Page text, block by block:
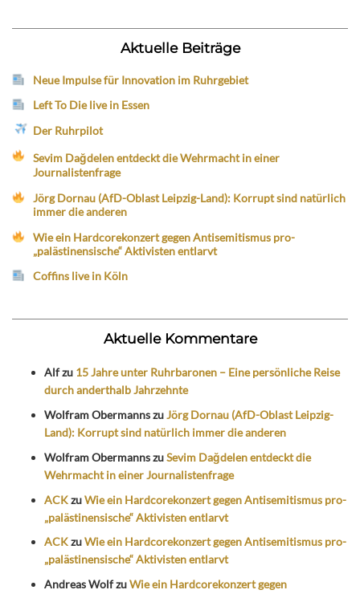
Aktuelle Beiträge
Neue Impulse für Innovation im Ruhrgebiet
Left To Die live in Essen
Der Ruhrpilot
Sevim Dağdelen entdeckt die Wehrmacht in einer
Journalistenfrage
Jörg Dornau (AfD-Oblast Leipzig-Land): Korrupt sind natürlich
immer die anderen
Wie ein Hardcorekonzert gegen Antisemitismus pro-
„palästinensische“ Aktivisten entlarvt
Coffins live in Köln
Aktuelle Kommentare
Alfzu 15 Jahre unter Ruhrbaronen – Eine persönliche Reise
durch anderthalb Jahrzehnte
Wolfram ObermannszuJörg Dornau (AfD-Oblast Leipzig-
Land): Korrupt sind natürlich immer die anderen
Wolfram ObermannszuSevim Dağdelen entdeckt die
Wehrmacht in einer Journalistenfrage
ACKzuWie ein Hardcorekonzert gegen Antisemitismus pro-
„palästinensische“ Aktivisten entlarvt
ACKzuWie ein Hardcorekonzert gegen Antisemitismus pro-
„palästinensische“ Aktivisten entlarvt
Andreas WolfzuWie ein Hardcorekonzert gegen